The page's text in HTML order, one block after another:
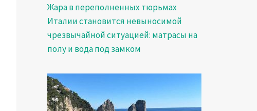
Жара в переполненных тюрьмах
Италии становится невыносимой
чрезвычайной ситуацией: матрасы на
полу и вода под замком